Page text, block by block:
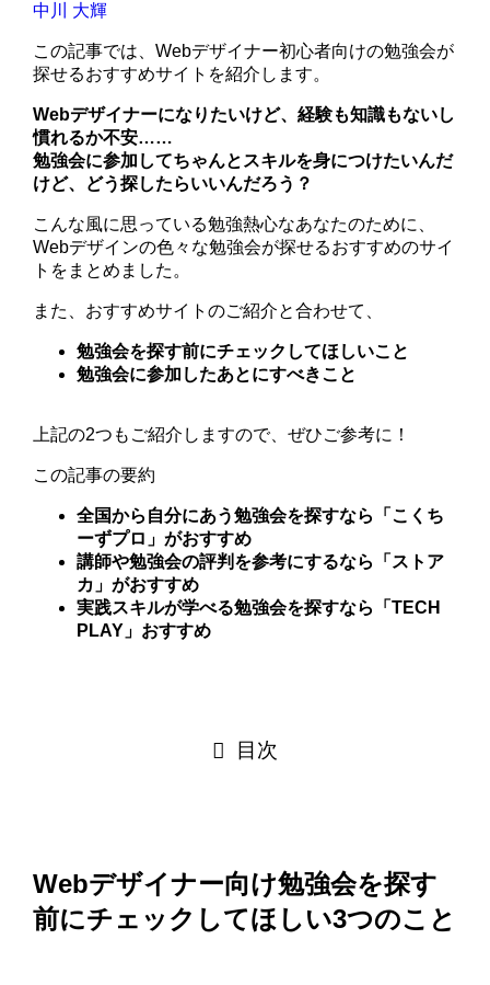
中川 大輝
この記事では、Webデザイナー初心者向けの勉強会が
探せるおすすめサイトを紹介します。
Webデザイナーになりたいけど、経験も知識もないし
慣れるか不安……
勉強会に参加してちゃんとスキルを身につけたいんだ
けど、どう探したらいいんだろう？
こんな風に思っている勉強熱心なあなたのために、
Webデザインの色々な勉強会が探せるおすすめのサイ
トをまとめました。
また、おすすめサイトのご紹介と合わせて、
勉強会を探す前にチェックしてほしいこと
勉強会に参加したあとにすべきこと
上記の2つもご紹介しますので、ぜひご参考に！
この記事の要約
全国から自分にあう勉強会を探すなら「こくち
ーずプロ」がおすすめ
講師や勉強会の評判を参考にするなら「ストア
カ」がおすすめ
実践スキルが学べる勉強会を探すなら「TECH
PLAY」おすすめ
目次
Webデザイナー向け勉強会を探す
前にチェックしてほしい3つのこと